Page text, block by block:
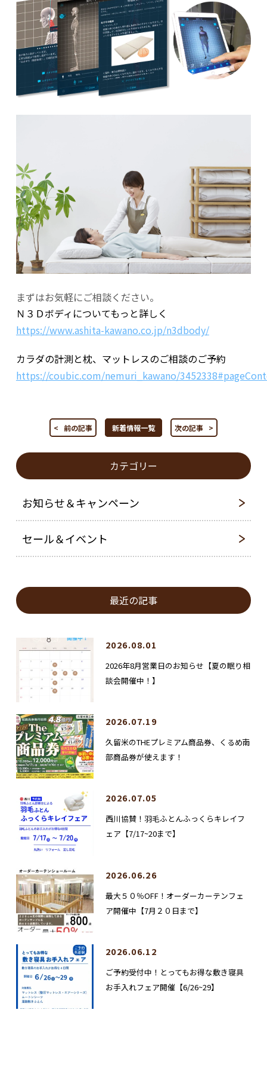
まずはお気軽にご相談ください。
Ｎ３Ｄボディについてもっと詳しく
https://www.ashita-kawano.co.jp/n3dbody/
カラダの計測と枕、マットレスのご相談のご予約
https://coubic.com/nemuri_kawano/
< 前の記事 新着情報一覧 次の記事 >
カテゴリー
お知らせ＆キャンペーン
セール＆イベント
最近の記事
2026.08.01
2026年8月営業日のお知らせ【夏の眠り相
談会開催中！】
2026.07.19
久留米のTHEプレミアム商品券、くるめ南
部商品券が使えます！
2026.07.05
西川協賛！羽毛ふとんふっくらキレイフ
ェア【7/17~20まで】
2026.06.26
最大５０％OFF！オーダーカーテンフェ
ア開催中【7月２０日まで】
2026.06.12
ご予約受付中！とってもお得な敷き寝具
お手入れフェア開催【6/26~29】